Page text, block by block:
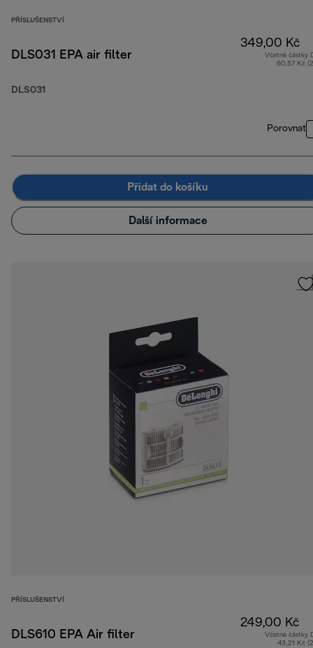
PŘÍSLUŠENSTVÍ
DLS031 EPA air filter
DLS031
349,00 Kč
Včetně částky
60,57 Kč
Porovnat
Přidat do košíku
Další informace
PŘÍSLUŠENSTVÍ
DLS610 EPA Air filter
249,00 Kč
Včetně částky
43,21 Kč